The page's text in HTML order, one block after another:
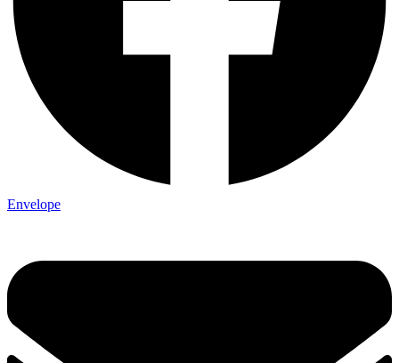
Envelope